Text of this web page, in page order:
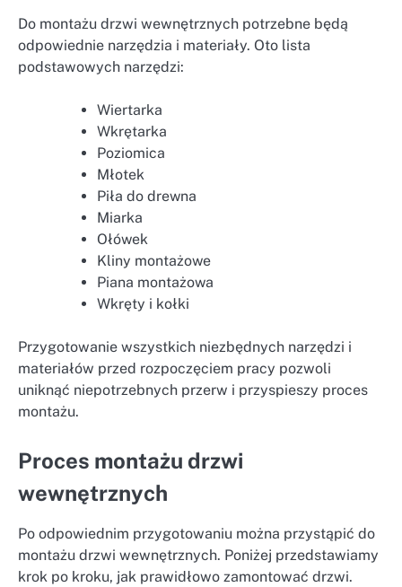
Do montażu drzwi wewnętrznych potrzebne będą
odpowiednie narzędzia i materiały. Oto lista
podstawowych narzędzi:
Wiertarka
Wkrętarka
Poziomica
Młotek
Piła do drewna
Miarka
Ołówek
Kliny montażowe
Piana montażowa
Wkręty i kołki
Przygotowanie wszystkich niezbędnych narzędzi i
materiałów przed rozpoczęciem pracy pozwoli
uniknąć niepotrzebnych przerw i przyspieszy proces
montażu.
Proces montażu drzwi
wewnętrznych
Po odpowiednim przygotowaniu można przystąpić do
montażu drzwi wewnętrznych. Poniżej przedstawiamy
krok po kroku, jak prawidłowo zamontować drzwi.